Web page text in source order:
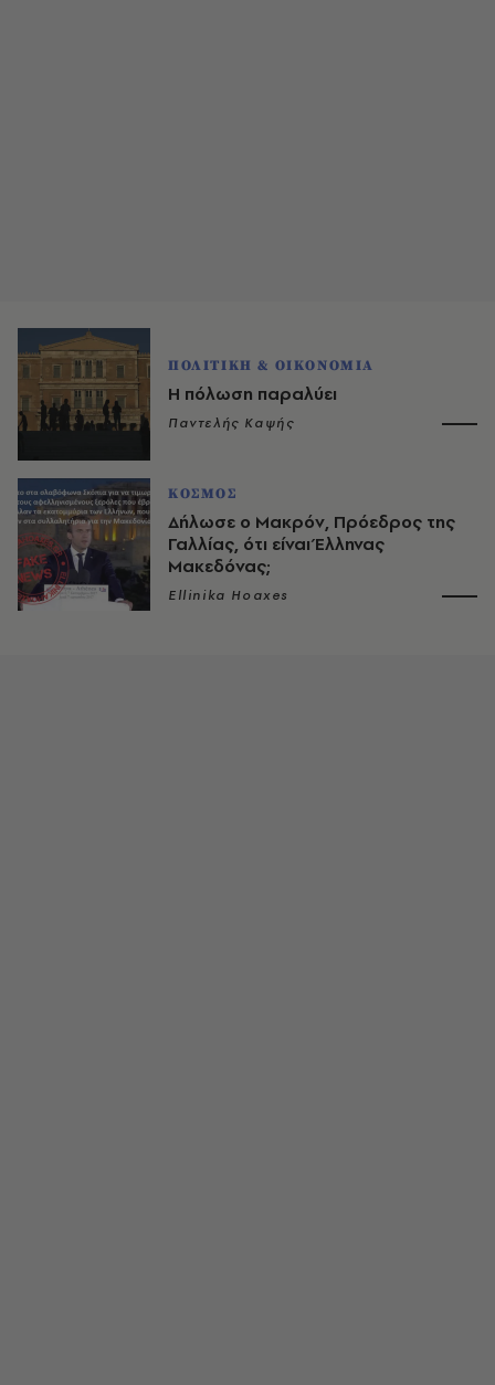
ΠΟΛΙΤΙΚΗ & ΟΙΚΟΝΟΜΙΑ
H πόλωση παραλύει
Παντελής Καψής
ΚΟΣΜΟΣ
Δήλωσε ο Μακρόν, Πρόεδρος της
Γαλλίας, ότι είναι Έλληνας
Μακεδόνας;
Ellinika Hoaxes